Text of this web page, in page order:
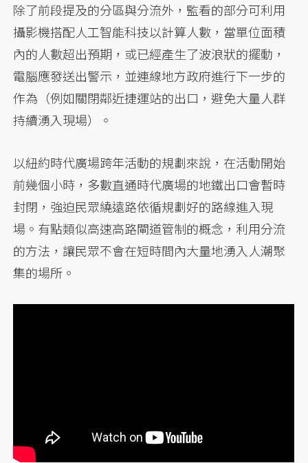
除了前段提及的分區與分流外，監看的部分可利用
攝影機搭配人工智能科技以計算人數，當單位面積
內的人數超出預期，或已經產生了波浪狀的擺動，
電腦應發送出警示，並連線地方政府進行下一步的
作為（例如關閉鄰近捷運站的出口，避免大量人群
持續湧入現場）。
以紐約時代廣場跨年活動的規劃來說，在活動開始
前幾個小時，多數直通時代廣場的地鐵出口會暫時
封閉，強迫民眾繞遠路依循規劃好的路線進入現
場。有點類似高速高路閘道管制的概念，利用分流
的方法，讓民眾不會在短時間內大量地湧入人潮聚
集的場所。